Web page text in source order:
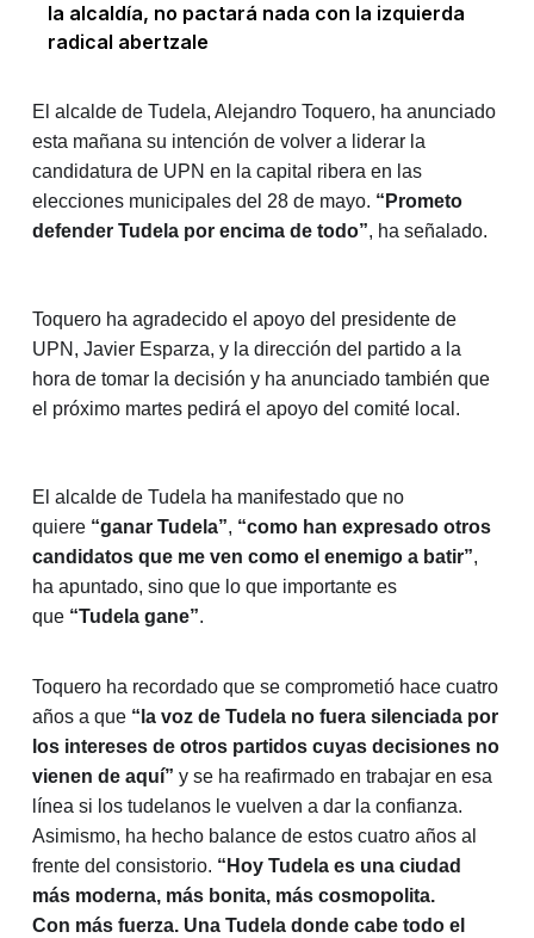
la alcaldía, no pactará nada con la izquierda
radical abertzale
El alcalde de Tudela, Alejandro Toquero, ha anunciado
esta mañana su intención de volver a liderar la
candidatura de UPN en la capital ribera en las
elecciones municipales del 28 de mayo. “Prometo
defender Tudela por encima de todo”, ha señalado.
Toquero ha agradecido el apoyo del presidente de
UPN, Javier Esparza, y la dirección del partido a la
hora de tomar la decisión y ha anunciado también que
el próximo martes pedirá el apoyo del comité local.
El alcalde de Tudela ha manifestado que no
quiere “ganar Tudela”, “como han expresado otros
candidatos que me ven como el enemigo a batir”,
ha apuntado, sino que lo que importante es
que “Tudela gane”.
Toquero ha recordado que se comprometió hace cuatro
años a que “la voz de Tudela no fuera silenciada por
los intereses de otros partidos cuyas decisiones no
vienen de aquí” y se ha reafirmado en trabajar en esa
línea si los tudelanos le vuelven a dar la confianza.
Asimismo, ha hecho balance de estos cuatro años al
frente del consistorio. “Hoy Tudela es una ciudad
más moderna, más bonita, más cosmopolita.
Con más fuerza. Una Tudela donde cabe todo el